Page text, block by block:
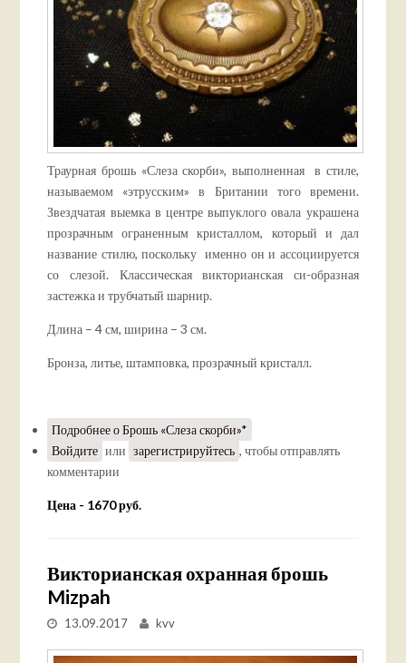
Траурная брошь «Слеза скорби», выполненная в стиле,
называемом «этрусским» в Британии того времени.
Звездчатая выемка в центре выпуклого овала украшена
прозрачным ограненным кристаллом, который и дал
название стилю, поскольку именно он и ассоциируется
со слезой. Классическая викторианская си-образная
застежка и трубчатый шарнир.
Длина – 4 см, ширина – 3 см.
Бронза, литье, штамповка, прозрачный кристалл.
Подробнеео Брошь «Слеза скорби»*
Войдите или зарегистрируйтесь , чтобы отправлять
комментарии
Цена - 1670 руб.
Викторианская охранная брошь
Mizpah
13.09.2017 kvv